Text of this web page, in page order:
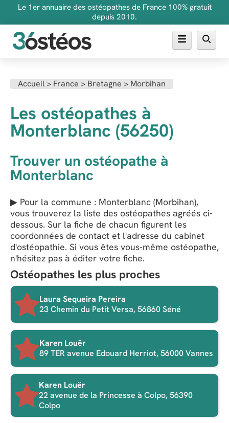
Le 1er annuaire des ostéopathes de France 100% gratuit
depuis 2010.
Inscrire son cabinet
Accueil> France > Bretagne > Morbihan
Les ostéopathes à
Monterblanc (56250)
Trouver un ostéopathe à
Monterblanc
▶ Pour la commune : Monterblanc (Morbihan),
vous trouverez la liste des ostéopathes agréés ci-
dessous. Sur la fiche de chacun figurent les
coordonnées de contact et l'adresse du cabinet
d'ostéopathie. Si vous êtes vous-même ostéopathe,
n'hésitez pas à éditer votre fiche.
Ostéopathes les plus proches
Laura Sequeira Pereira
23 Chemin du Petit Versa, 56860 Séné
Karen Louër
89 TER avenue Edouard Herriot, 56000 Vannes
Karen Louër
22 avenue de la Princesse à Colpo, 56390
Colpo